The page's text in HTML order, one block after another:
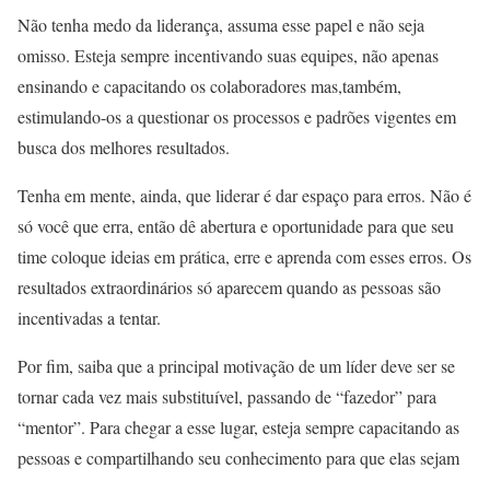
Não tenha medo da liderança, assuma esse papel e não seja
omisso. Esteja sempre incentivando suas equipes, não apenas
ensinando e capacitando os colaboradores mas,também,
estimulando-os a questionar os processos e padrões vigentes em
busca dos melhores resultados.
Tenha em mente, ainda, que liderar é dar espaço para erros. Não é
só você que erra, então dê abertura e oportunidade para que seu
time coloque ideias em prática, erre e aprenda com esses erros. Os
resultados extraordinários só aparecem quando as pessoas são
incentivadas a tentar.
Por fim, saiba que a principal motivação de um líder deve ser se
tornar cada vez mais substituível, passando de “fazedor” para
“mentor”. Para chegar a esse lugar, esteja sempre capacitando as
pessoas e compartilhando seu conhecimento para que elas sejam